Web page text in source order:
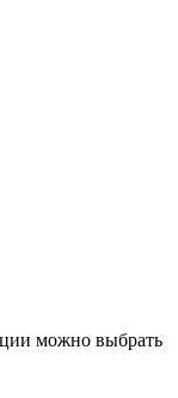
можно выбрать